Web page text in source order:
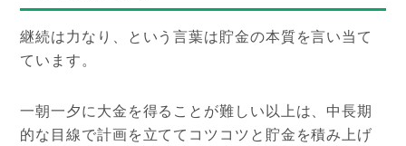
継続は力なり、という言葉は貯金の本質を言い当て
ています。
一朝一夕に大金を得ることが難しい以上は、中長期
的な目線で計画を立ててコツコツと貯金を積み上げ